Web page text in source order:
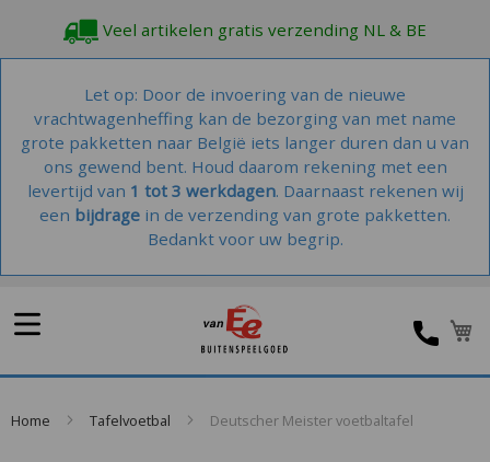
Veel artikelen gratis verzending NL & BE
Let op: Door de invoering van de nieuwe
vrachtwagenheffing kan de bezorging van met name
grote pakketten naar België iets langer duren dan u van
ons gewend bent. Houd daarom rekening met een
levertijd van 1 tot 3 werkdagen. Daarnaast rekenen wij
een bijdrage in de verzending van grote pakketten.
Bedankt voor uw begrip.
Home Tafelvoetbal Deutscher Meister voetbaltafel